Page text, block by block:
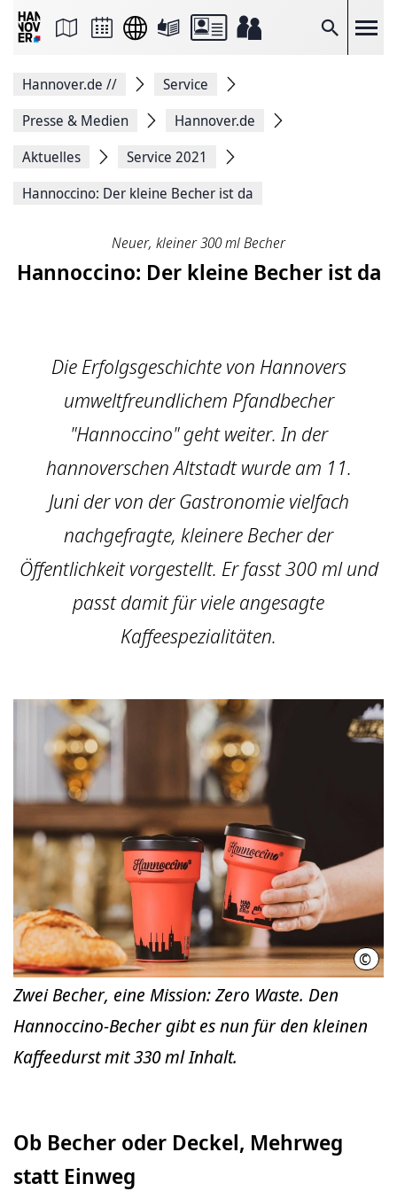
Suche
Seite
Facebook
teilen
Seitenlink
Seite
Hannover.de //
Service
Presse & Medien
Hannover.de
Aktuelles
Service 2021
Hannoccino: Der kleine Becher ist da
Neuer, kleiner 300 ml Becher
Hannoccino: Der kleine Becher ist da
Die Erfolgsgeschichte von Hannovers
umweltfreundlichem Pfandbecher
"Hannoccino" geht weiter. In der
hannoverschen Altstadt wurde am 11.
Juni der von der Gastronomie vielfach
nachgefragte, kleinere Becher der
Öffentlichkeit vorgestellt. Er fasst 300 ml und
passt damit für viele angesagte
Kaffeespezialitäten.
©
Zwei Becher, eine Mission: Zero Waste. Den
Hannoccino-Becher gibt es nun für den kleinen
Kaffeedurst mit 330 ml Inhalt.
Ob Becher oder Deckel, Mehrweg
statt Einweg